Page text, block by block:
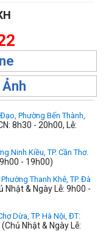
Phường Bến Thành,
8h30 - 20h00, Lễ:
Ninh Kiều, TP. Cần Thơ.
- 19h00)
Thanh Khê, TP. Đà
Nhật & Ngày Lễ: 9h00 -
Dừa, TP. Hà Nội, ĐT:
Nhật & Ngày Lễ: